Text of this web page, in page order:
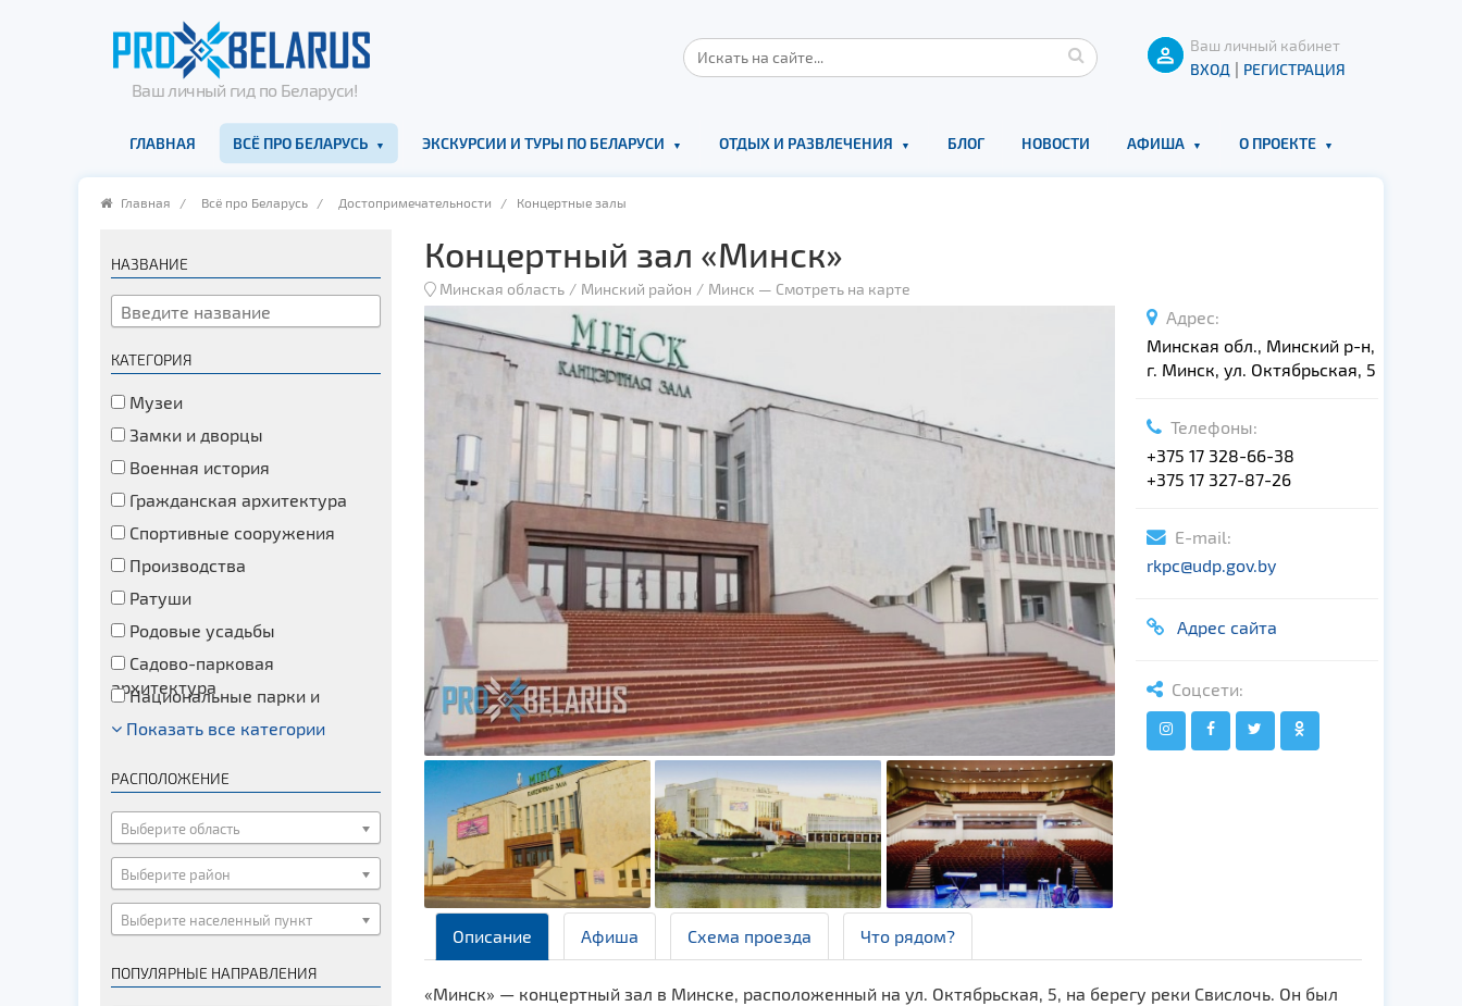
Ваш личный гид по Беларуси!
Ваш личный кабинет
ВХОД | РЕГИСТРАЦИЯ
ГЛАВНАЯ ВСЁ ПРО БЕЛАРУСЬ ЭКСКУРСИИ И ТУРЫ ПО БЕЛАРУСИ ОТДЫХ И РАЗВЛЕЧЕНИЯ БЛОГ НОВОСТИ АФИША О ПРОЕКТЕ
Главная / Всё про Беларусь / Достопримечательности / Концертные залы
НАЗВАНИЕ
КАТЕГОРИЯ
Музеи
Замки и дворцы
Военная история
Гражданская архитектура
Спортивные сооружения
Производства
Ратуши
Родовые усадьбы
Садово-парковая
архитектура
Национальные парки и
заказники
Озера и водоемы
Памятники археологии
Памятники геодезии
Памятники природы
Памятники известным людям
Церкви
Костелы
Показать все категории
РАСПОЛОЖЕНИЕ
Выберите область
Выберите район
Выберите населенный пункт
ПОПУЛЯРНЫЕ НАПРАВЛЕНИЯ
Концертный зал «Минск»
Минская область Минский район Минск — Смотреть на карте
Адрес:
Минская обл., Минский р-н,
г. Минск, ул. Октябрьская, 5
Телефоны:
+375 17 328-66-38
+375 17 327-87-26
E-mail:
rkpc@udp.gov.by
Адрес сайта
Соцсети:
Описание Афиша Схема проезда Что рядом?
«Минск» — концертный зал в Минске, расположенный на ул. Октябрьская, 5, на берегу реки Свислочь. Он был